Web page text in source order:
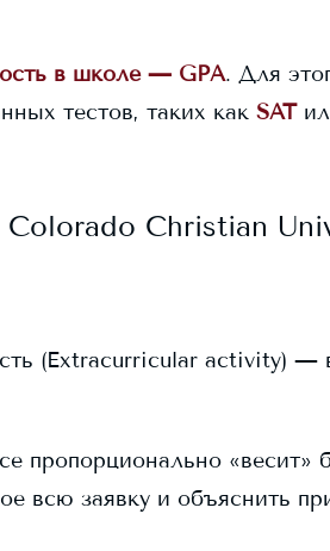
в школе — GPA. Для
тестов, таких как SAT
Colorado Christian
(Extracurricular activity) —
пропорционально «весит»
всю заявку и объяснить